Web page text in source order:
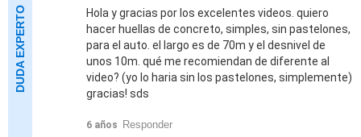
Hola y gracias por los excelentes videos. quiero
hacer huellas de concreto, simples, sin pastelones,
para el auto. el largo es de 70m y el desnivel de
unos 10m. qué me recomiendan de diferente al
video? (yo lo haria sin los pastelones, simplemente)
gracias! sds
6 años Responder